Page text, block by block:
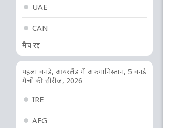
UAE
CAN
मैच रद्द
पहला वनडे, आयरलैंड में अफगानिस्तान, 5 वनडे
मैचों की सीरीज, 2026
IRE
AFG